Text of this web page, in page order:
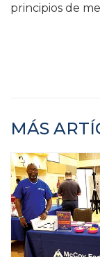
principios de
MÁS